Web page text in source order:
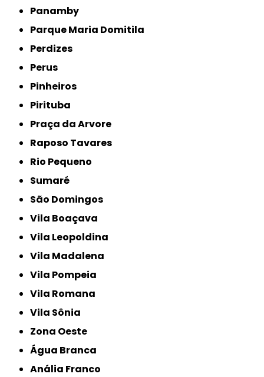
Panamby
Parque Maria Domitila
Perdizes
Perus
Pinheiros
Pirituba
Praça da Arvore
Raposo Tavares
Rio Pequeno
Sumaré
São Domingos
Vila Boaçava
Vila Leopoldina
Vila Madalena
Vila Pompeia
Vila Romana
Vila Sônia
Zona Oeste
Água Branca
Anália Franco